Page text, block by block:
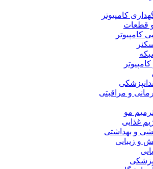
کامپیوتر
و قطعات
کامپیوتر
و مراقبتی
مو
غذایی
و بهداشتی
و زیبایی